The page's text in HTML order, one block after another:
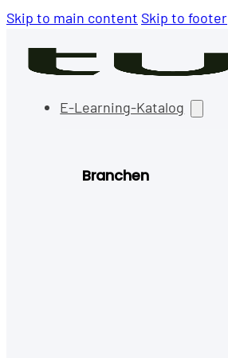
Skip to main content Skip to footer
E-Learning-Katalog
Branchen